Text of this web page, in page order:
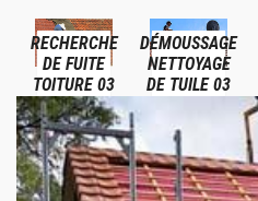
RECHERCHE
DE FUITE
TOITURE 03
DÉMOUSSAGE
NETTOYAGE
DE TUILE 03